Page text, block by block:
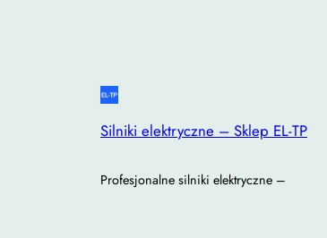
Silniki elektryczne – Sklep EL-TP
Profesjonalne silniki elektryczne –